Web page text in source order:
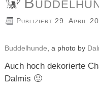
Publiziert 29. April
Buddelhunde , a photo by
Auch hoch dekorierte
Dalmis 🙂